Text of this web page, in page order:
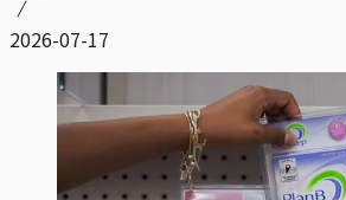
2026-07-17